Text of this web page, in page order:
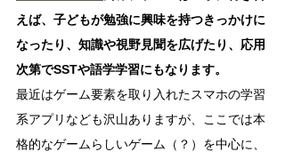
えば、子どもが勉強に興味を持つきっかけに
なったり、知識や視野見聞を広げたり、応用
次第でSSTや語学学習にもなります。
最近はゲーム要素を取り入れたスマホの学習
系アプリなども沢山ありますが、ここでは本
格的なゲームらしいゲーム（？）を中心に、